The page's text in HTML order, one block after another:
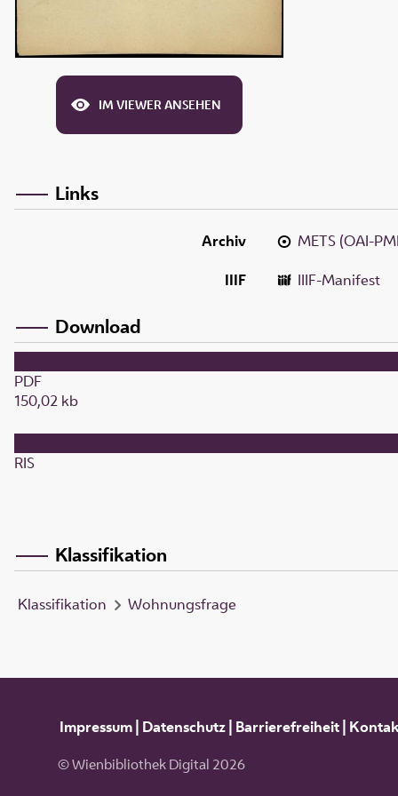
IM VIEWER ANSEHEN
Links
Archiv
METS (OAI-
IIIF
IIIF-Manifest
Download
PDF
150,02 kb
RIS
Klassifikation
Klassifikation Wohnungsfrage
Impressum| Datenschutz| Barrierefreiheit|
© Wienbibliothek Digital 2026